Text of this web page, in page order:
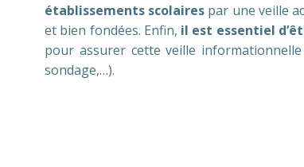
établissements scolaires par une veille
et bien fondées. Enfin, il est essentiel
pour assurer cette veille
sondage,…).